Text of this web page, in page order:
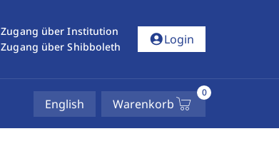
Zugang über Institution
Zugang über Shibboleth
account_circleLogin
English Warenkorb
0